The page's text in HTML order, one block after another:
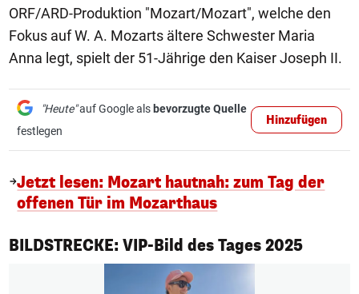
ORF/ARD-Produktion "Mozart/Mozart", welche den
Fokus auf W. A. Mozarts ältere Schwester Maria
Anna legt, spielt der 51-Jährige den Kaiser Joseph II.
"Heute"auf Google als bevorzugte Quelle
festlegen
Hinzufügen
Jetzt lesen: Mozart hautnah: zum Tag der
offenen Tür im Mozarthaus
BILDSTRECKE: VIP-Bild des Tages 2025
1/50